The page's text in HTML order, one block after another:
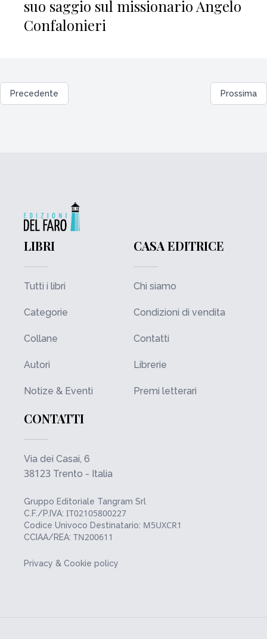
suo saggio sul missionario Angelo
Confalonieri
Precedente Prossima
LIBRI
Tutti i libri
Categorie
Collane
Autori
Notize & Eventi
CASA EDITRICE
Chi siamo
Condizioni di vendita
Contatti
Librerie
Premi letterari
CONTATTI
Via dei Casai, 6
38123 Trento - Italia
Gruppo Editoriale Tangram Srl
C.F./P.IVA: IT02105800227
Codice Univoco Destinatario: M5UXCR1
CCIAA/REA: TN200611
Privacy & Cookie policy